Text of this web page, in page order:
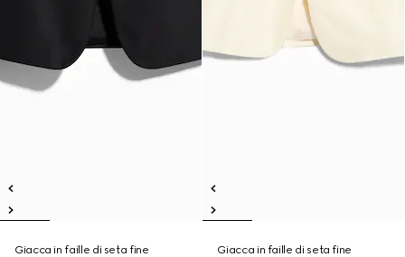
Giacca in faille di seta fine
Giacca in faille di seta fine